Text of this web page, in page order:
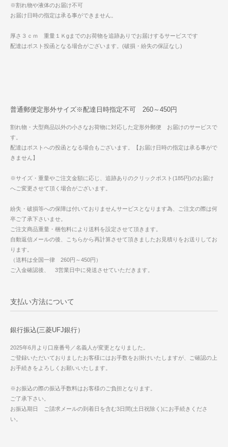
※割れ物や液体のお届け不可
お届け日時の指定は承る事ができません。
厚さ３ｃｍ 重量１Ｋgまでのお荷物を追跡ありでお届けするサービスです
配達はポスト投函となる場合がございます。(破損・紛失の保証なし)
普通郵便定形外サイズ※配達日時指定不可 260～450円
割れ物・大型商品以外の小さなお荷物に対応した定形外郵便 お届けのサービスで
す。
配達はポストへの投函となる場合もございます。【お届け日時の指定は承る事がで
きません】
※サイズ・重量やご注文金額に応じ、追跡ありのクリックポスト(185円)のお届け
へご変更させて頂く場合がございます。
紛失・破損等への保障は付いておりませんサービスとなります為、ご注文の際は何
卒ご了承下さいませ。
ご注文商品重量・梱包料により送料を設定させて頂きます。
自動返信メールの後、こちらから再計算させて頂きましたお見積りをお送りしてお
ります。
（送料は全国一律 260円～450円）
ご入金確認後、 3営業日中に発送させていただきます。
支払い方法について
銀行振込(三菱UFJ銀行）
2025年6月より口座番号／名義人が変更となりました。
ご登録いただいておりましたお客様にはお手数をお掛けいたしますが、ご確認の上
お手続きをよろしくお願いいたします。
※お振込の際の振込手数料はお客様のご負担となります。
ご了承下さい。
お振込期日 ご請求メールの到着日を含む3日間(土日祝除く)にお手続きくださ
い。